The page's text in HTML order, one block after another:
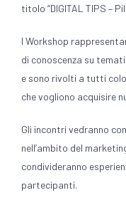
titolo “DIGITAL TIPS –
I Workshop
di conoscenza su
e sono rivolti a tutti
che vogliono acquisire
Gli incontri vedranno
nell’ambito del
condivideranno
partecipanti.